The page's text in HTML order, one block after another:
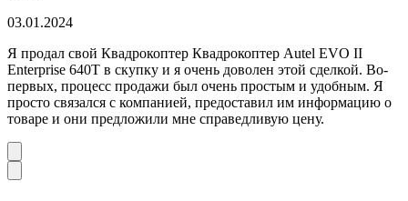
03.01.2024
Я продал свой Квадрокоптер Квадрокоптер Autel EVO II
Enterprise 640T в скупку и я очень доволен этой сделкой. Во-
первых, процесс продажи был очень простым и удобным. Я
просто связался с компанией, предоставил им информацию о
товаре и они предложили мне справедливую цену.